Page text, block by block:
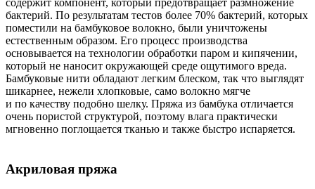
содержит компонент, который предотвращает размножение
бактерий. По результатам тестов более 70% бактерий, которых
поместили на бамбуковое волокно, были уничтожены
естественным образом. Его процесс производства
основывается на технологии обработки паром и кипячении,
который не наносит окружающей среде ощутимого вреда.
Бамбуковые нити обладают легким блеском, так что выглядят
шикарнее, нежели хлопковые, само волокно мягче
и по качеству подобно шелку. Пряжа из бамбука отличается
очень пористой структурой, поэтому влага практически
мгновенно поглощается тканью и также быстро испаряется.
Акриловая пряжа